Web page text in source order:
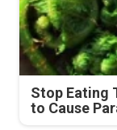
Stop Eating
to Cause